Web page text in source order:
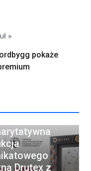
»
pokaże
Drutex z